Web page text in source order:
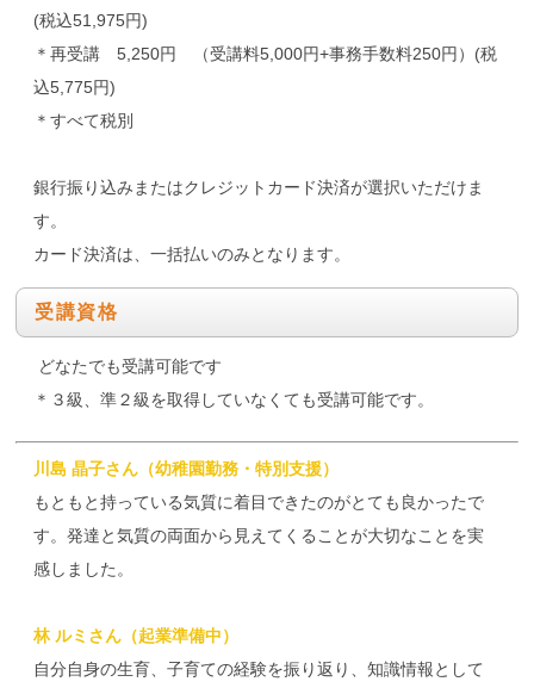
(税込51,975円)
＊再受講 5,250円 （受講料5,000円+事務手数料250円）(税
込5,775円)
＊すべて税別
銀行振り込みまたはクレジットカード決済が選択いただけま
す。
カード決済は、一括払いのみとなります。
受講資格
どなたでも受講可能です
＊３級、準２級を取得していなくても受講可能です。
川島 晶子さん（幼稚園勤務・特別支援）
もともと持っている気質に着目できたのがとても良かったで
す。発達と気質の両面から見えてくることが大切なことを実
感しました。
林 ルミさん（起業準備中）
自分自身の生育、子育ての経験を振り返り、知識情報として